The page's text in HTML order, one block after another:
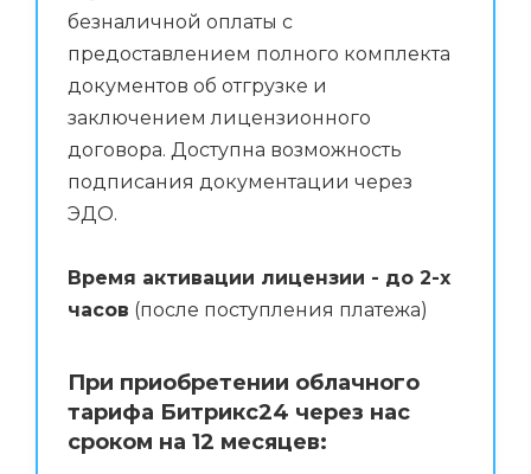
безналичной оплаты с
предоставлением полного комплекта
документов об отгрузке и
заключением лицензионного
договора. Доступна возможность
подписания документации через
ЭДО.
Время активации лицензии - до 2-х
часов (после поступления платежа)
При приобретении облачного
тарифа Битрикс24 через нас
сроком на 12 месяцев: